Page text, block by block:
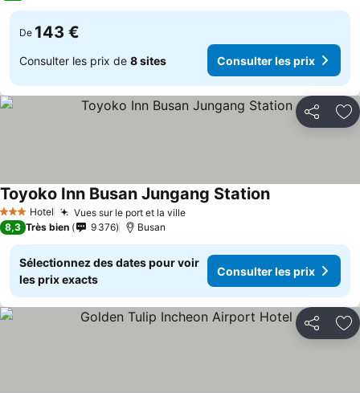
De 143 €
Consulter les prix de 8 sites Consulter les prix
Partager
3 ÉtoilesHotel Vues sur le port et la villeConsulter les prix
Toyoko Inn Busan Jungang StationConsulter les
8,3 Très bien 9 376 Busan
Sélectionnez des dates pour voir
les prix exacts
Consulter les prix
Partager